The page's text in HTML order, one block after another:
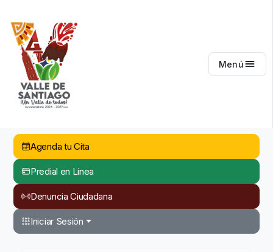
Menú
Agenda tu Cita
Predial en Linea
Denuncia Ciudadana
Iniciar Sesión